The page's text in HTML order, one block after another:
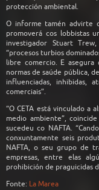
protección ambiental.
O informe tamén advirte
promoverá cos lobbistas
investigador Stuart
“procesos turbios
libre comercio. E asegura
normas de saúde pública,
influenciadas, inhibidas,
comerciais”.
“O CETA está vinculado a
medio ambiente”,
sucedeu co NAFTA.
conxuntamente seis
NAFTA, o seu grupo de
empresas, entre elas
prohibición de praguicidas
Fonte: La Marea